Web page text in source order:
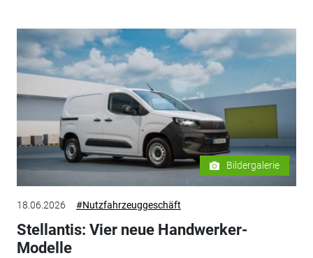
Bildergalerie
18.06.2026 #Nutzfahrzeuggeschäft
Stellantis: Vier neue Handwerker-
Modelle